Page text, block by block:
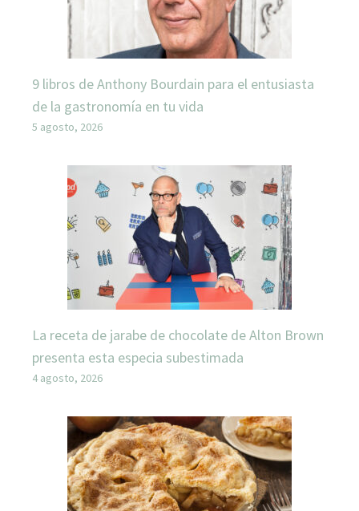
9 libros de Anthony Bourdain para el entusiasta
de la gastronomía en tu vida
5 agosto, 2026
La receta de jarabe de chocolate de Alton Brown
presenta esta especia subestimada
4 agosto, 2026